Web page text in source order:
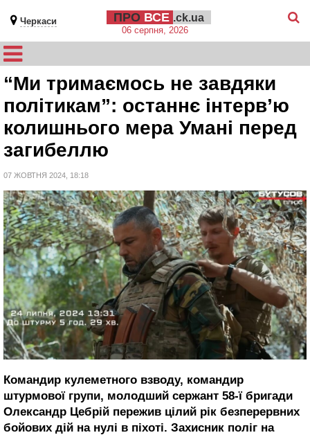
Черкаси ПРО ВСЕ .ck.ua
06 серпня, 2026
“Ми тримаємось не завдяки
політикам”: останнє інтерв’ю
колишнього мера Умані перед
загибеллю
07 ЖОВТНЯ 2024, 18:18
Командир кулеметного взводу, командир
штурмової групи, молодший сержант 58-ї бригади
Олександр Цебрій пережив цілий рік безперервних
бойових дій на нулі в піхоті. Захисник поліг на